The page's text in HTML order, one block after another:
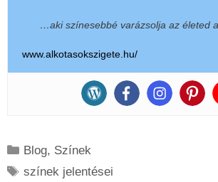
…aki színesebbé varázsolja az életed
www.alkotasokszigete.hu/
Kategória
Blog, Színek
Címkék
színek jelentései